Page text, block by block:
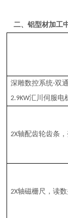
二、铝型材加工
深雕数控系统-双
2.9KW汇川伺服电
2X轴配齿轮齿条
2X轴磁栅尺 ，读